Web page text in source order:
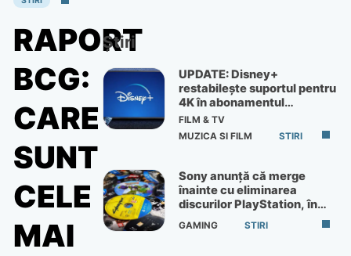
RAPORT
BCG:
CARE
SUNT
CELE
MAI
Știri
UPDATE: Disney+
restabilește suportul pentru
4K în abonamentul
Premium
FILM & TV
MUZICA SI FILM
STIRI
Sony anunță că merge
înainte cu eliminarea
discurilor PlayStation, în
ciuda protestelor
GAMING STIRI